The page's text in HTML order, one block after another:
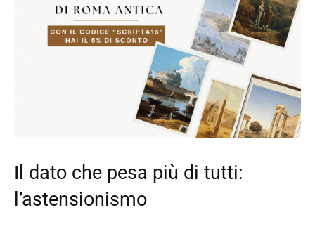
Il dato che pesa più di tutti:
l’astensionismo